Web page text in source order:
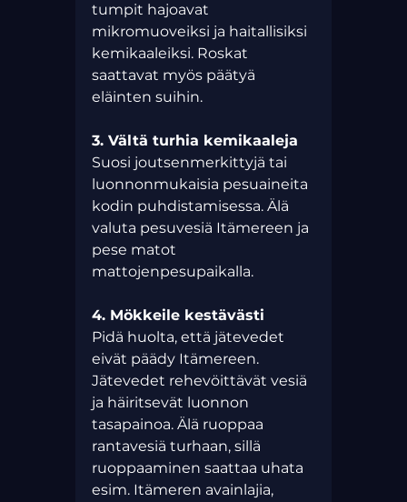
tumpit hajoavat
mikromuoveiksi ja haitallisiksi
kemikaaleiksi. Roskat
saattavat myös päätyä
eläinten suihin.
3. Vältä turhia kemikaaleja
Suosi joutsenmerkittyjä tai
luonnonmukaisia pesuaineita
kodin puhdistamisessa. Älä
valuta pesuvesiä Itämereen ja
pese matot
mattojenpesupaikalla.
4. Mökkeile kestävästi
Pidä huolta, että jätevedet
eivät päädy Itämereen.
Jätevedet rehevöittävät vesiä
ja häiritsevät luonnon
tasapainoa. Älä ruoppaa
rantavesiä turhaan, sillä
ruoppaaminen saattaa uhata
esim. Itämeren avainlajia,